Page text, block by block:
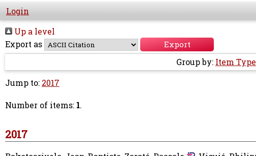
Login
Up a level
Export as
Group by: Item Type
Jump to: 2017
Number of items: 1.
2017